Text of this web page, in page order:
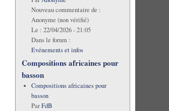
Nouveau commentaire de :
Anonyme (non vérifié)
Le : 22/04/2026 - 21:05
Dans le forum :
Evénements et infos
Compositions africaines pour
basson
Compositions africaines pour
basson
ParFdB